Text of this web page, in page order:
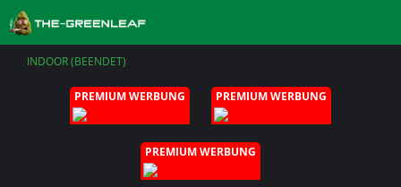
INDOOR (BEENDET)
PREMIUM WERBUNG PREMIUM WERBUNG
PREMIUM WERBUNG